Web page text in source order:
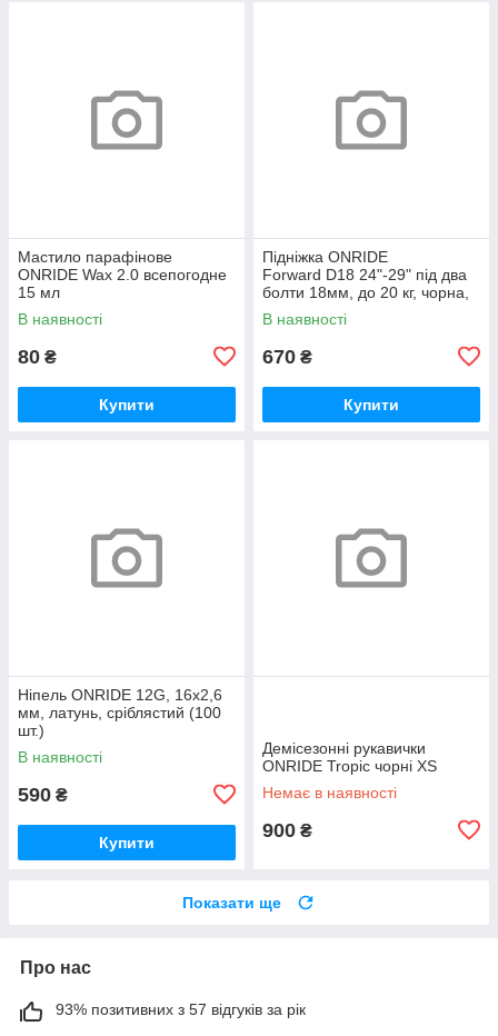
Мастило парафінове
ONRIDE Wax 2.0 всепогодне
15 мл
В наявності
80 ₴
Купити
Підніжка ONRIDE
Forward D18 24"-29" під два
болти 18мм, до 20 кг, чорна,
polybag
В наявності
670 ₴
Купити
Ніпель ONRIDE 12G, 16x2,6
мм, латунь, сріблястий (100
шт.)
В наявності
590 ₴
Купити
Демісезонні рукавички
ONRIDE Tropic чорні XS
Немає в наявності
900 ₴
Показати ще
Про нас
93% позитивних з 57 відгуків за рік